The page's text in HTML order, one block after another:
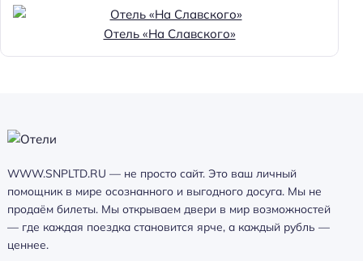
Отель «На Славского»
WWW.SNPLTD.RU — не просто сайт. Это ваш личный
помощник в мире осознанного и выгодного досуга. Мы не
продаём билеты. Мы открываем двери в мир возможностей
— где каждая поездка становится ярче, а каждый рубль —
ценнее.